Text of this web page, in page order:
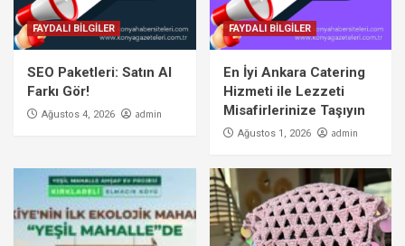
FAYDALI BİLGİLER
SEO Paketleri: Satın Al
Farkı Gör!
Ağustos 4, 2026 admin
FAYDALI BİLGİLER
En İyi Ankara Catering
Hizmeti ile Lezzeti
Misafirlerinize Taşıyın
Ağustos 1, 2026 admin